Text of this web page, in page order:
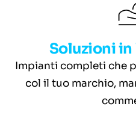
Soluzioni in
Impianti completi che
col il tuo marchio,